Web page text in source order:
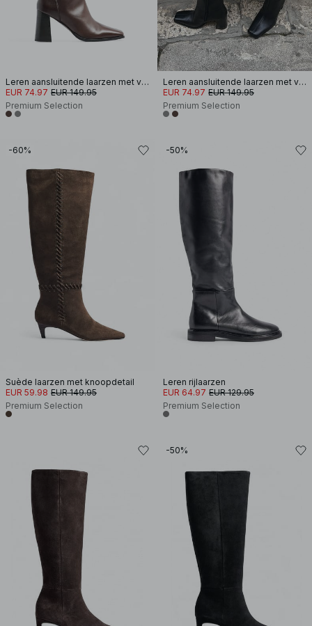
Leren aansluitende laarzen met vierkante neus
EUR 74.97 EUR 149.95
Premium Selection
Leren aansluitende laarzen met vierkante neus
EUR 74.97 EUR 149.95
Premium Selection
-60%
Suède laarzen met knoopdetail
EUR 59.98 EUR 149.95
Premium Selection
-50%
Leren rijlaarzen
EUR 64.97 EUR 129.95
Premium Selection
-50%